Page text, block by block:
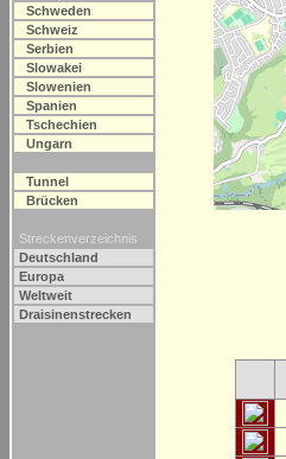
Schweden
Schweiz
Serbien
Slowakei
Slowenien
Spanien
Tschechien
Ungarn
Tunnel
Brücken
Streckenverzeichnis
Deutschland
Europa
Weltweit
Draisinenstrecken